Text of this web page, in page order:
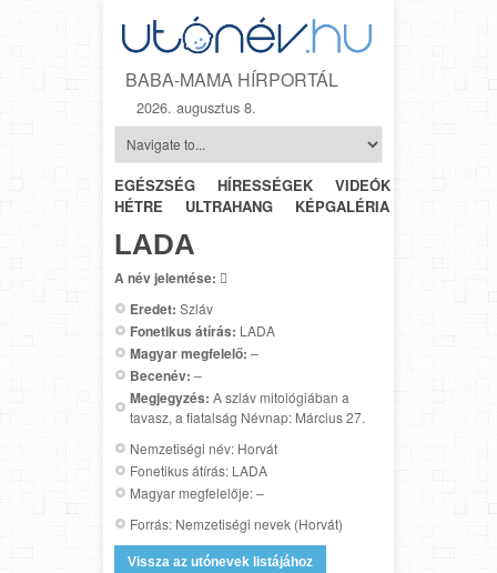
BABA-MAMA HÍRPORTÁL
2026. augusztus 8.
EGÉSZSÉG HÍRESSÉGEK VIDEÓK
HÉTRŐL-
HÉTRE
ULTRAHANG KÉPGALÉRIA
LADA
A név jelentése: 
Eredet: Szláv
Fonetikus átírás: LADA
Magyar megfelelő: –
Becenév: –
Megjegyzés: A szláv mitológiában a
tavasz, a fiatalság Névnap: Március 27.
Nemzetiségi név: Horvát
Fonetikus átírás: LADA
Magyar megfelelője: –
Forrás: Nemzetiségi nevek (Horvát)
Vissza az utónevek listájához